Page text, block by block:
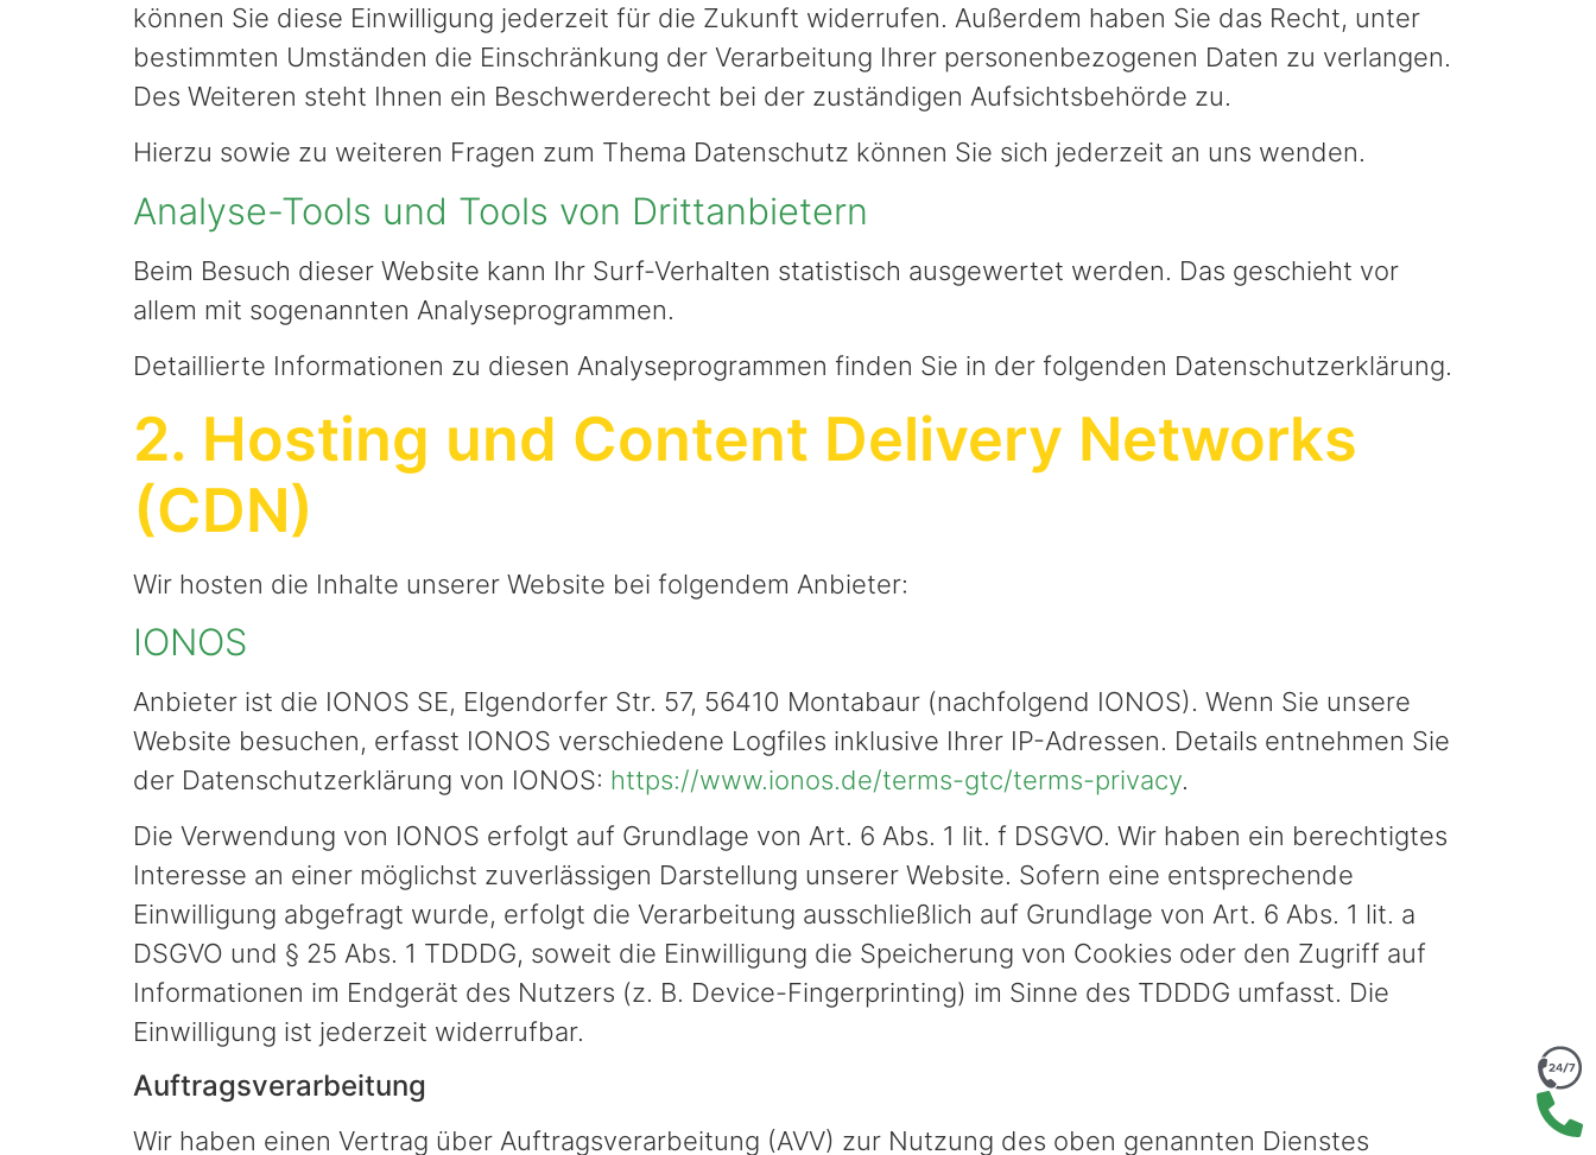
können Sie diese Einwilligung jederzeit für die Zukunft widerrufen. Außerdem haben Sie das Recht, unter
bestimmten Umständen die Einschränkung der Verarbeitung Ihrer personenbezogenen Daten zu verlangen.
Des Weiteren steht Ihnen ein Beschwerderecht bei der zuständigen Aufsichtsbehörde zu.
Hierzu sowie zu weiteren Fragen zum Thema Datenschutz können Sie sich jederzeit an uns wenden.
Analyse-Tools und Tools von Dritt­anbietern
Beim Besuch dieser Website kann Ihr Surf-Verhalten statistisch ausgewertet werden. Das geschieht vor
allem mit sogenannten Analyseprogrammen.
Detaillierte Informationen zu diesen Analyseprogrammen finden Sie in der folgenden Datenschutzerklärung.
2. Hosting und Content Delivery Networks
(CDN)
Wir hosten die Inhalte unserer Website bei folgendem Anbieter:
IONOS
Anbieter ist die IONOS SE, Elgendorfer Str. 57, 56410 Montabaur (nachfolgend IONOS). Wenn Sie unsere
Website besuchen, erfasst IONOS verschiedene Logfiles inklusive Ihrer IP-Adressen. Details entnehmen Sie
der Datenschutzerklärung von IONOS: https://www.ionos.de/terms-gtc/terms-privacy.
Die Verwendung von IONOS erfolgt auf Grundlage von Art. 6 Abs. 1 lit. f DSGVO. Wir haben ein berechtigtes
Interesse an einer möglichst zuverlässigen Darstellung unserer Website. Sofern eine entsprechende
Einwilligung abgefragt wurde, erfolgt die Verarbeitung ausschließlich auf Grundlage von Art. 6 Abs. 1 lit. a
DSGVO und § 25 Abs. 1 TDDDG, soweit die Einwilligung die Speicherung von Cookies oder den Zugriff auf
Informationen im Endgerät des Nutzers (z. B. Device-Fingerprinting) im Sinne des TDDDG umfasst. Die
Einwilligung ist jederzeit widerrufbar.
Auftragsverarbeitung
Wir haben einen Vertrag über Auftragsverarbeitung (AVV) zur Nutzung des oben genannten Dienstes